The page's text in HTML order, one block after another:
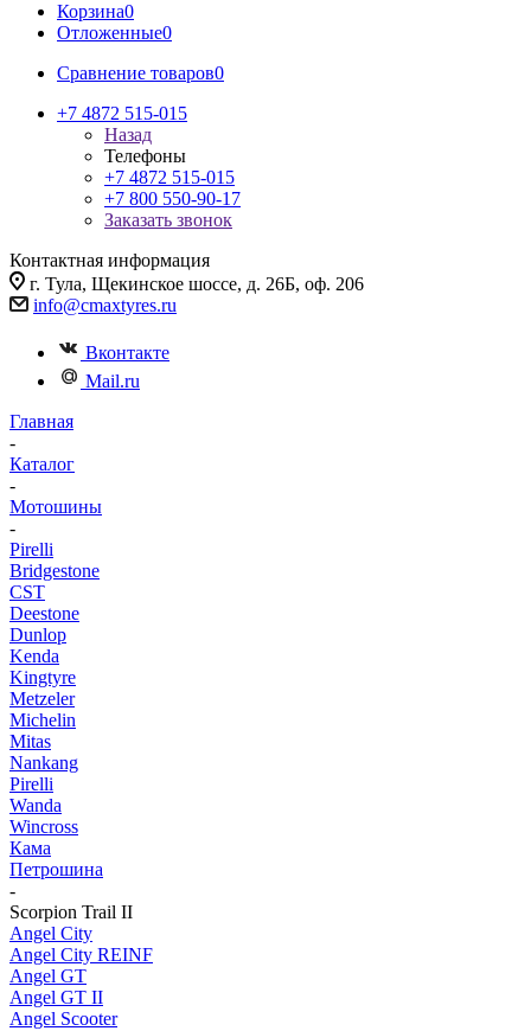
Корзина0
Отложенные0
Сравнение товаров0
+7 4872 515-015
Назад
Телефоны
+7 4872 515-015
+7 800 550-90-17
Заказать звонок
Контактная информация
г. Тула, Щекинское шоссе, д. 26Б, оф. 206
info@cmaxtyres.ru
Вконтакте
Mail.ru
Главная
-
Каталог
-
Мотошины
-
Pirelli
Bridgestone
CST
Deestone
Dunlop
Kenda
Kingtyre
Metzeler
Michelin
Mitas
Nankang
Pirelli
Wanda
Wincross
Кама
Петрошина
-
Scorpion Trail II
Angel City
Angel City REINF
Angel GT
Angel GT II
Angel Scooter